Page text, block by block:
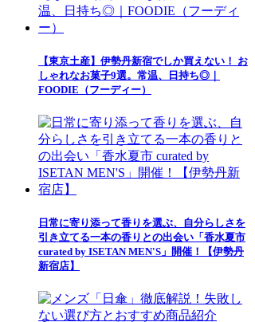
【東京土産】伊勢丹新宿でしか買えない！ お
しゃれなお菓子9選。常温、日持ち◎｜
FOODIE（フーディー）
日常に寄り添って香りを選ぶ、自分らしさを
引き立てる一本の香りとの出会い「香水夏市
curated by ISETAN MEN'S」開催！【伊勢丹
新宿店】